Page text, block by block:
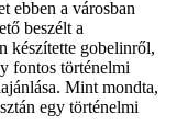
ebben a városban
beszélt a
készítette gobelinről,
fontos történelmi
Mint mondta,
egy történelmi